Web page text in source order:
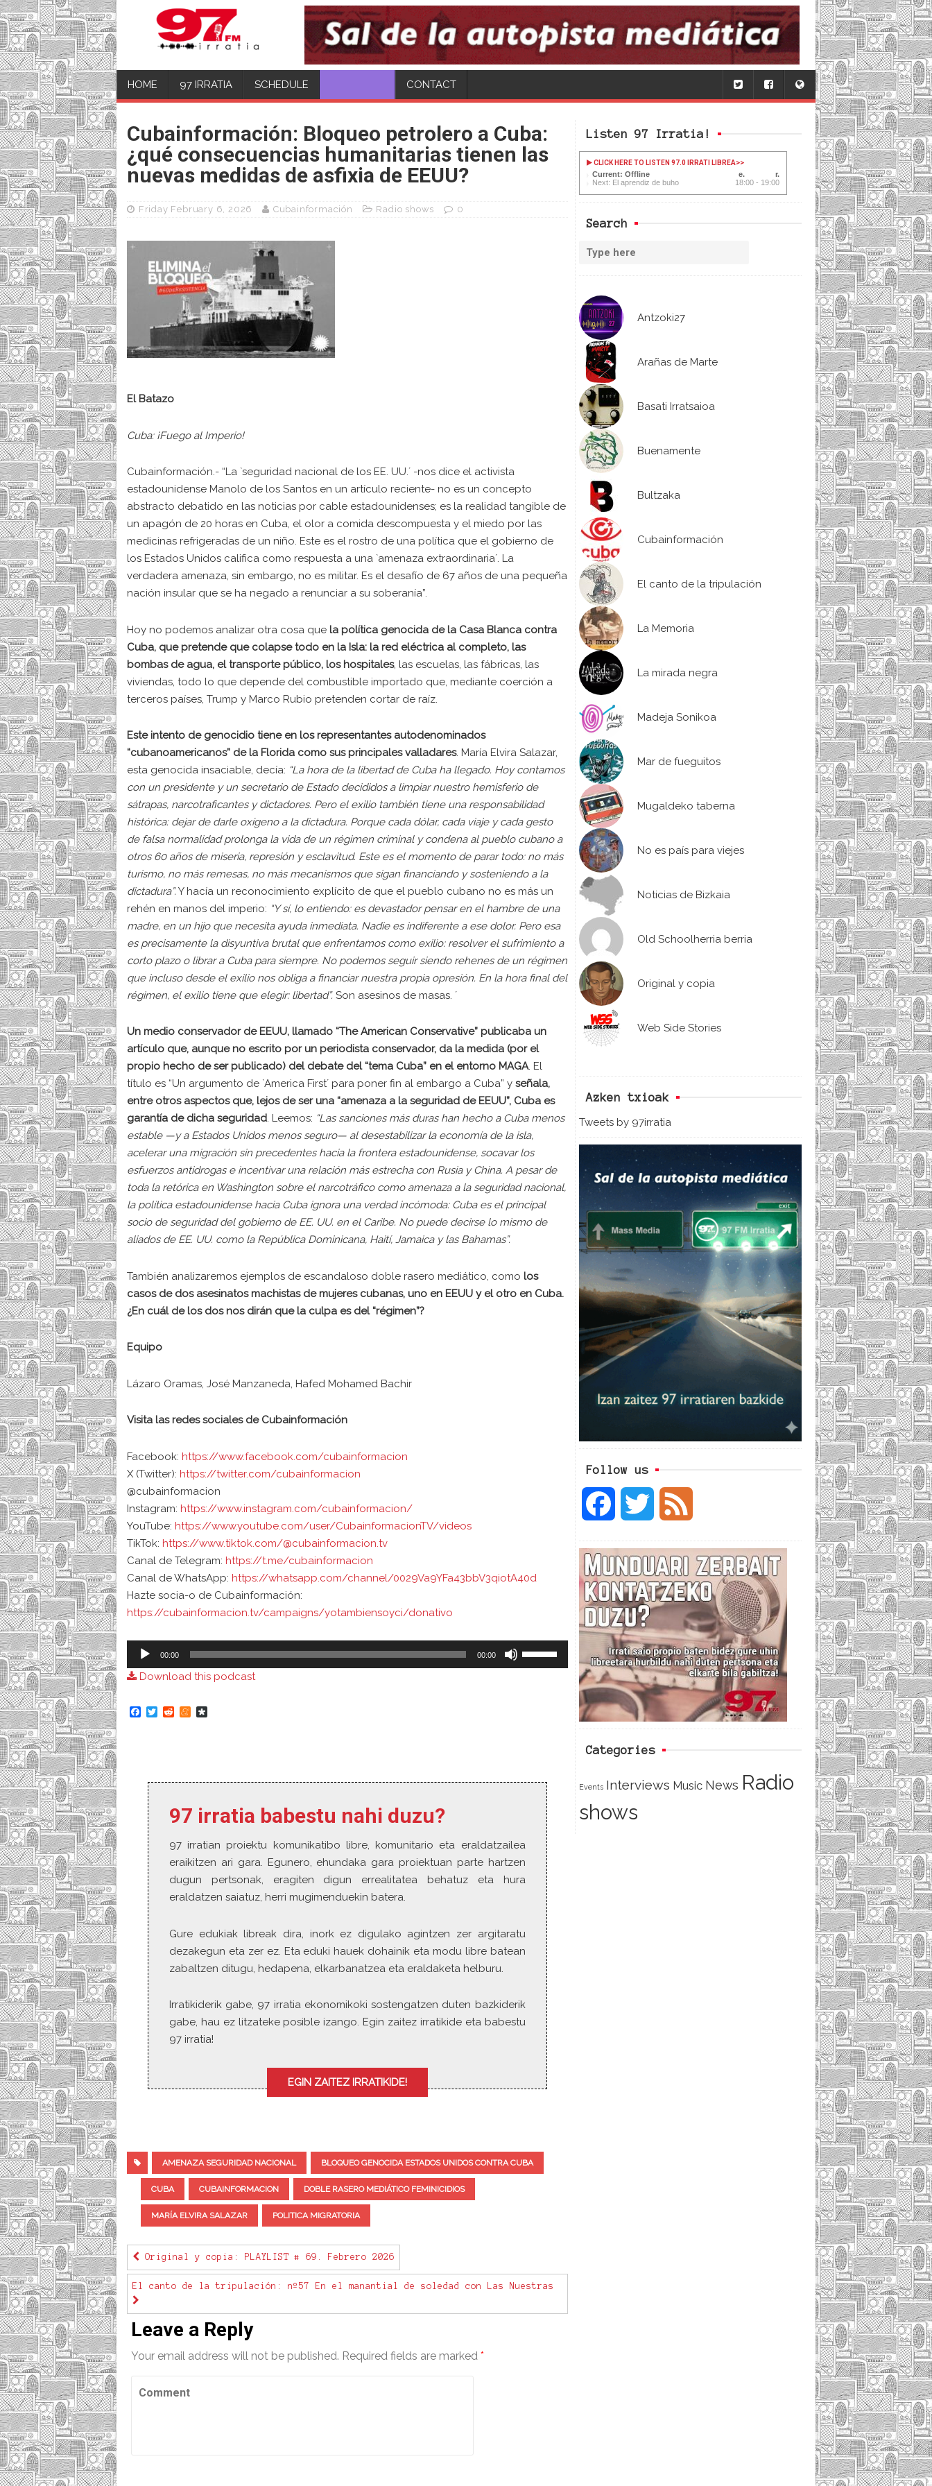
HOME 97 IRRATIA SCHEDULE CONTACT
Listen 97 Irratia!
CLICK HERE TO LISTEN 97.0 IRRATI LIBREA>>
Current: Offline
Next: El aprendiz de buho
18:00 - 19:00
Search
Antzoki27
Arañas de Marte
Basati Irratsaioa
Buenamente
Bultzaka
Cubainformación
El canto de la tripulación
La Memoria
La mirada negra
Madeja Sonikoa
Mar de fueguitos
Mugaldeko taberna
No es país para viejes
Noticias de Bizkaia
Old Schoolherria berria
Original y copia
Web Side Stories
Azken txioak
Tweets by 97irratia
Follow us
c
e
b
o
o
i
t
t
e
e
d
Categories
Events Interviews Music News Radio
shows
Cubainformación: Bloqueo petrolero a Cuba:
¿qué consecuencias humanitarias tienen las
nuevas medidas de asfixia de EEUU?
Friday February 6, 2026 Cubainformación Radio shows 0
El Batazo
Cuba: ¡Fuego al Imperio!
Cubainformación.- “La `seguridad nacional de los EE. UU.´ -nos dice el activista
estadounidense Manolo de los Santos en un artículo reciente- no es un concepto
abstracto debatido en las noticias por cable estadounidenses; es la realidad tangible de
un apagón de 20 horas en Cuba, el olor a comida descompuesta y el miedo por las
medicinas refrigeradas de un niño. Este es el rostro de una política que el gobierno de
los Estados Unidos califica como respuesta a una `amenaza extraordinaria´. La
verdadera amenaza, sin embargo, no es militar. Es el desafío de 67 años de una pequeña
nación insular que se ha negado a renunciar a su soberanía”.
Hoy no podemos analizar otra cosa que la política genocida de la Casa Blanca contra
Cuba, que pretende que colapse todo en la Isla: la red eléctrica al completo, las
bombas de agua, el transporte público, los hospitales, las escuelas, las fábricas, las
viviendas, todo lo que depende del combustible importado que, mediante coerción a
terceros países, Trump y Marco Rubio pretenden cortar de raíz.
Este intento de genocidio tiene en los representantes autodenominados
“cubanoamericanos” de la Florida como sus principales valladares. María Elvira Salazar,
esta genocida insaciable, decía: “La hora de la libertad de Cuba ha llegado. Hoy contamos
con un presidente y un secretario de Estado decididos a limpiar nuestro hemisferio de
sátrapas, narcotraficantes y dictadores. Pero el exilio también tiene una responsabilidad
histórica: dejar de darle oxígeno a la dictadura. Porque cada dólar, cada viaje y cada gesto
de falsa normalidad prolonga la vida de un régimen criminal y condena al pueblo cubano a
otros 60 años de miseria, represión y esclavitud. Este es el momento de parar todo: no más
turismo, no más remesas, no más mecanismos que sigan financiando y sosteniendo a la
dictadura”.Y hacía un reconocimiento explícito de que el pueblo cubano no es más un
rehén en manos del imperio: “Y sí, lo entiendo: es devastador pensar en el hambre de una
madre, en un hijo que necesita ayuda inmediata. Nadie es indiferente a ese dolor. Pero esa
es precisamente la disyuntiva brutal que enfrentamos como exilio: resolver el sufrimiento a
corto plazo o librar a Cuba para siempre. No podemos seguir siendo rehenes de un régimen
que incluso desde el exilio nos obliga a financiar nuestra propia opresión. En la hora final del
régimen, el exilio tiene que elegir: libertad”. Son asesinos de masas. ´
Un medio conservador de EEUU, llamado “The American Conservative” publicaba un
artículo que, aunque no escrito por un periodista conservador, da la medida (por el
propio hecho de ser publicado) del debate del “tema Cuba” en el entorno MAGA. El
título es “Un argumento de `America First´ para poner fin al embargo a Cuba” y señala,
entre otros aspectos que, lejos de ser una “amenaza a la seguridad de EEUU”, Cuba es
garantía de dicha seguridad. Leemos: “Las sanciones más duras han hecho a Cuba menos
estable —y a Estados Unidos menos seguro— al desestabilizar la economía de la isla,
acelerar una migración sin precedentes hacia la frontera estadounidense, socavar los
esfuerzos antidrogas e incentivar una relación más estrecha con Rusia y China. A pesar de
toda la retórica en Washington sobre el narcotráfico como amenaza a la seguridad nacional,
la política estadounidense hacia Cuba ignora una verdad incómoda: Cuba es el principal
socio de seguridad del gobierno de EE. UU. en el Caribe. No puede decirse lo mismo de
aliados de EE. UU. como la República Dominicana, Haití, Jamaica y las Bahamas”.
También analizaremos ejemplos de escandaloso doble rasero mediático, como los
casos de dos asesinatos machistas de mujeres cubanas, uno en EEUU y el otro en Cuba.
¿En cuál de los dos nos dirán que la culpa es del “régimen”?
Equipo
Lázaro Oramas, José Manzaneda, Hafed Mohamed Bachir
Visita las redes sociales de Cubainformación
Facebook: https://www.facebook.com/cubainformacion
X (Twitter): https://twitter.com/cubainformacion
@cubainformacion
Instagram: https://www.instagram.com/cubainformacion/
YouTube: https://www.youtube.com/user/CubainformacionTV/videos
TikTok: https://www.tiktok.com/@cubainformacion.tv
Canal de Telegram: https://t.me/cubainformacion
Canal de WhatsApp: https://whatsapp.com/channel/0029Va9YFa43bbV3qiotA40d
Hazte socia-o de Cubainformación:
https://cubainformacion.tv/campaigns/yotambiensoyci/donativo
Audio
Player
00:00 00:00
n
o
w
k
t
o
c
e
o
c
r
l
u
Download this podcast
F
T
R
M
97 irratia babestu nahi duzu?
97 irratian proiektu komunikatibo libre, komunitario eta eraldatzailea
eraikitzen ari gara. Egunero, ehundaka gara proiektuan parte hartzen
dugun pertsonak, eragiten digun errealitatea behatuz eta hura
eraldatzen saiatuz, herri mugimenduekin batera.
Gure edukiak libreak dira, inork ez digulako agintzen zer argitaratu
dezakegun eta zer ez. Eta eduki hauek dohainik eta modu libre batean
zabaltzen ditugu, hedapena, elkarbanatzea eta eraldaketa helburu.
Irratikiderik gabe, 97 irratia ekonomikoki sostengatzen duten bazkiderik
gabe, hau ez litzateke posible izango. Egin zaitez irratikide eta babestu
97 irratia!
EGIN ZAITEZ IRRATIKIDE!
AMENAZA SEGURIDAD NACIONAL BLOQUEO GENOCIDA ESTADOS UNIDOS CONTRA CUBA
CUBA CUBAINFORMACION DOBLE RASERO MEDIÁTICO FEMINICIDIOS
MARÍA ELVIRA SALAZAR POLITICA MIGRATORIA
Original y copia: PLAYLIST # 69. Febrero 2026
El canto de la tripulación: nº57 En el manantial de soledad con Las Nuestras
Leave a Reply
Your email address will not be published. Required fields are marked *